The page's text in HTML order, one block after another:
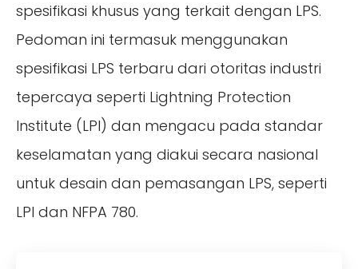
spesifikasi khusus yang terkait dengan LPS.
Pedoman ini termasuk menggunakan
spesifikasi LPS terbaru dari otoritas industri
tepercaya seperti Lightning Protection
Institute (LPI) dan mengacu pada standar
keselamatan yang diakui secara nasional
untuk desain dan pemasangan LPS, seperti
LPI dan NFPA 780.